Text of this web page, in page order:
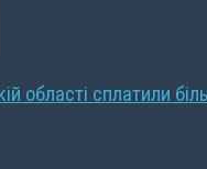
області сплатили